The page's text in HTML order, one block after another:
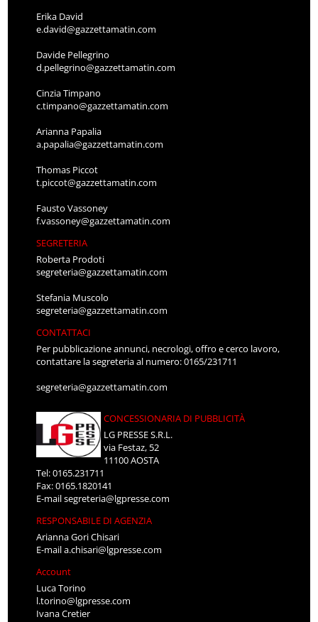
Erika David
e.david@gazzettamatin.com
Davide Pellegrino
d.pellegrino@gazzettamatin.com
Cinzia Timpano
c.timpano@gazzettamatin.com
Arianna Papalia
a.papalia@gazzettamatin.com
Thomas Piccot
t.piccot@gazzettamatin.com
Fausto Vassoney
f.vassoney@gazzettamatin.com
SEGRETERIA
Roberta Prodoti
segreteria@gazzettamatin.com
Stefania Muscolo
segreteria@gazzettamatin.com
CONTATTACI
Per pubblicazione annunci, necrologi, offro e cerco lavoro,
contattare la segreteria al numero: 0165/231711
segreteria@gazzettamatin.com
CONCESSIONARIA DI PUBBLICITÀ
LG PRESSE S.R.L.
via Festaz, 52
11100 AOSTA
Tel: 0165.231711
Fax: 0165.1820141
E-mailsegreteria@lgpresse.com
RESPONSABILE DI AGENZIA
Arianna Gori Chisari
E-maila.chisari@lgpresse.com
Account
Luca Torino
l.torino@lgpresse.com
Ivana Cretier